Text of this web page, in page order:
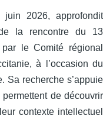
juin 2026, approfondit
de la rencontre du 13
le Comité régional
à l’occasion du
Sa recherche s’appuie
de découvrir
contexte intellectuel